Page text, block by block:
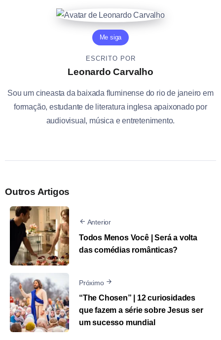
Me siga
ESCRITO POR
Leonardo Carvalho
Sou um cineasta da baixada fluminense do rio de janeiro em
formação, estudante de literatura inglesa apaixonado por
audiovisual, música e entretenimento.
Outros Artigos
Anterior
Todos Menos Você | Será a volta
das comédias românticas?
Próximo
“The Chosen” | 12 curiosidades
que fazem a série sobre Jesus ser
um sucesso mundial